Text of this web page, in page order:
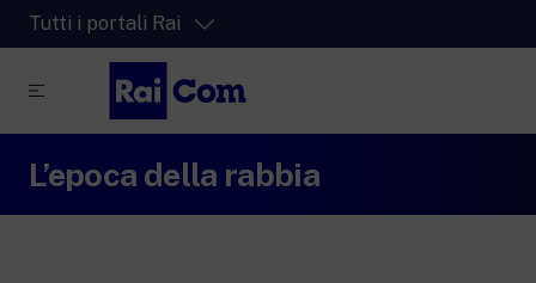
Tutti i portali Rai
RaiPlay
L’epoca della rabbia